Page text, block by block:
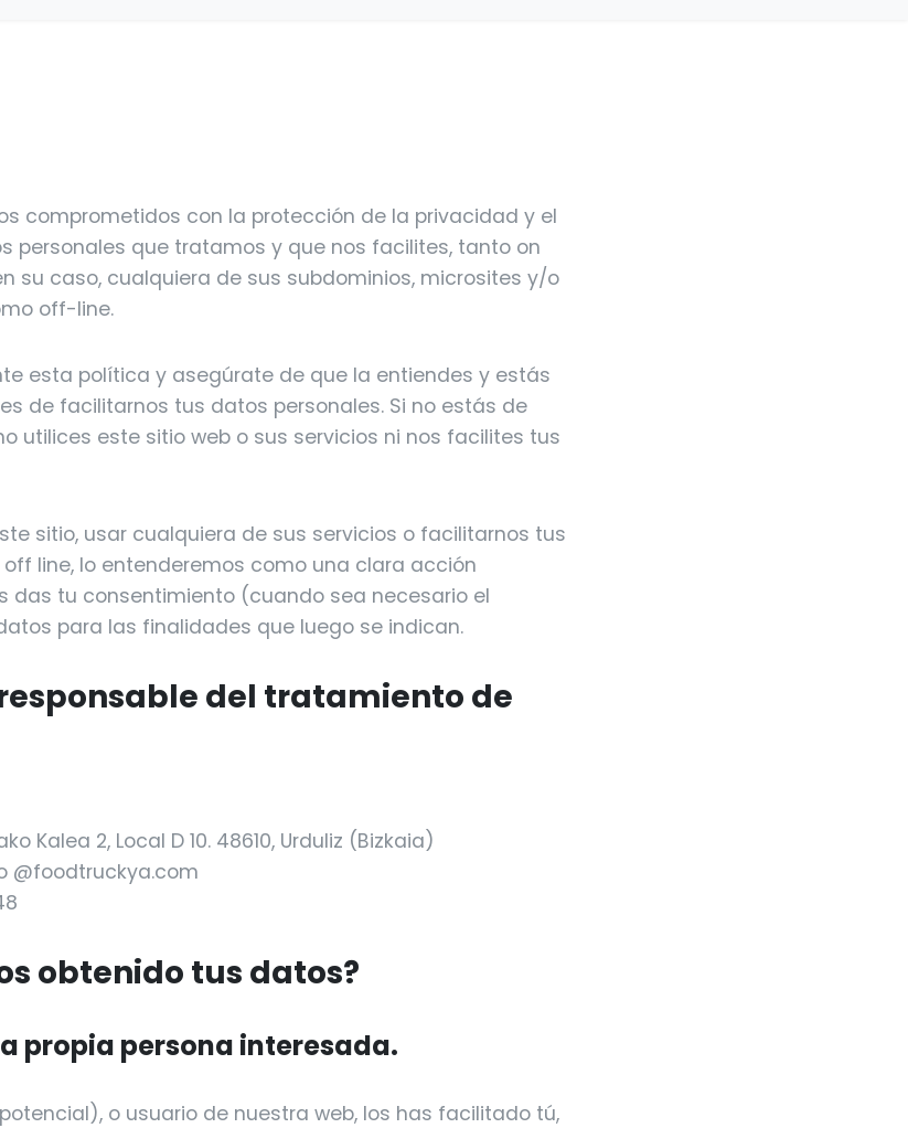
comprometidos con la protección de la privacidad y el
personales que tratamos y que nos facilites, tanto on
su caso, cualquiera de sus subdominios, microsites y/o
off-line.
esta política y asegúrate de que la entiendes y estás
de facilitarnos tus datos personales. Si no estás de
utilices este sitio web o sus servicios ni nos facilites tus
sitio, usar cualquiera de sus servicios o facilitarnos tus
line, lo entenderemos como una clara acción
das tu consentimiento (cuando sea necesario el
para las finalidades que luego se indican.
responsable del tratamiento de
Kalea 2, Local D 10. 48610, Urduliz (Bizkaia)
@foodtruckya.com
obtenido tus datos?
propia persona interesada.
o usuario de nuestra web, los has facilitado tú,